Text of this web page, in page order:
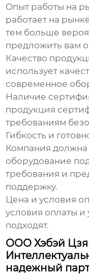
Опыт работы на
работает на
тем больше
предложить вам
Качество
использует
современное
Наличие
продукция
требованиям
Гибкость и
Компания должна
оборудование
требования и
поддержку.
Цена и условия
условия оплаты и
подходят.
ООО Хэбэй
надежный